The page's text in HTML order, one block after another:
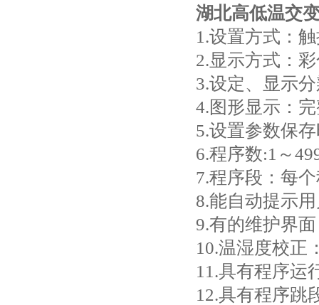
湖北高低温交
1.设置方式：
2.显示方式：
3.设定、显示
4.图形显示：
5.设置参数保
6.程序数:1～
7.程序段：每
8.能自动提示
9.有的维护界
10.温湿度校正
11.具有程序运
12.具有程序跳